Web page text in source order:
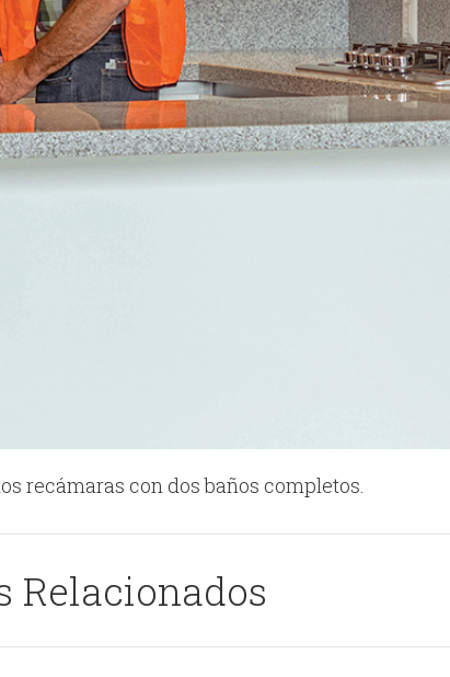
recámaras con dos baños completos.
Relacionados